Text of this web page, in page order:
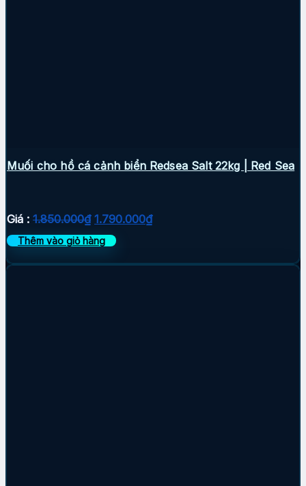
Muối cho hồ cá cảnh biển Redsea Salt 22kg | Red Sea
Giá : 1.850.000₫ Giá
gốc
là:
1.850.000₫.
1.790.000₫Giá
là:
Thêm vào giỏ hàng